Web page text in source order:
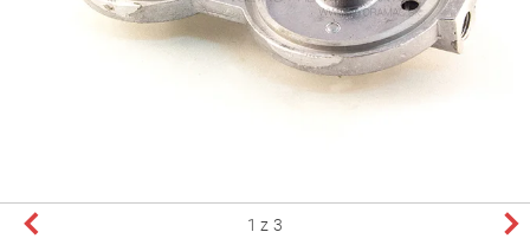
1 z 3